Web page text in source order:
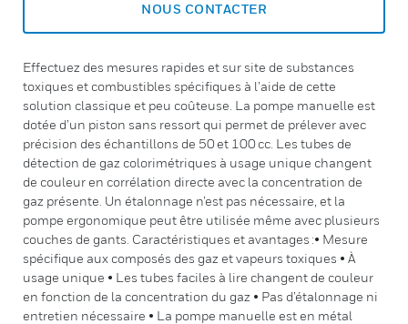
NOUS CONTACTER
Effectuez des mesures rapides et sur site de substances
toxiques et combustibles spécifiques à l’aide de cette
solution classique et peu coûteuse. La pompe manuelle est
dotée d’un piston sans ressort qui permet de prélever avec
précision des échantillons de 50 et 100 cc. Les tubes de
détection de gaz colorimétriques à usage unique changent
de couleur en corrélation directe avec la concentration de
gaz présente. Un étalonnage n’est pas nécessaire, et la
pompe ergonomique peut être utilisée même avec plusieurs
couches de gants. Caractéristiques et avantages :• Mesure
spécifique aux composés des gaz et vapeurs toxiques • À
usage unique • Les tubes faciles à lire changent de couleur
en fonction de la concentration du gaz • Pas d’étalonnage ni
entretien nécessaire • La pompe manuelle est en métal